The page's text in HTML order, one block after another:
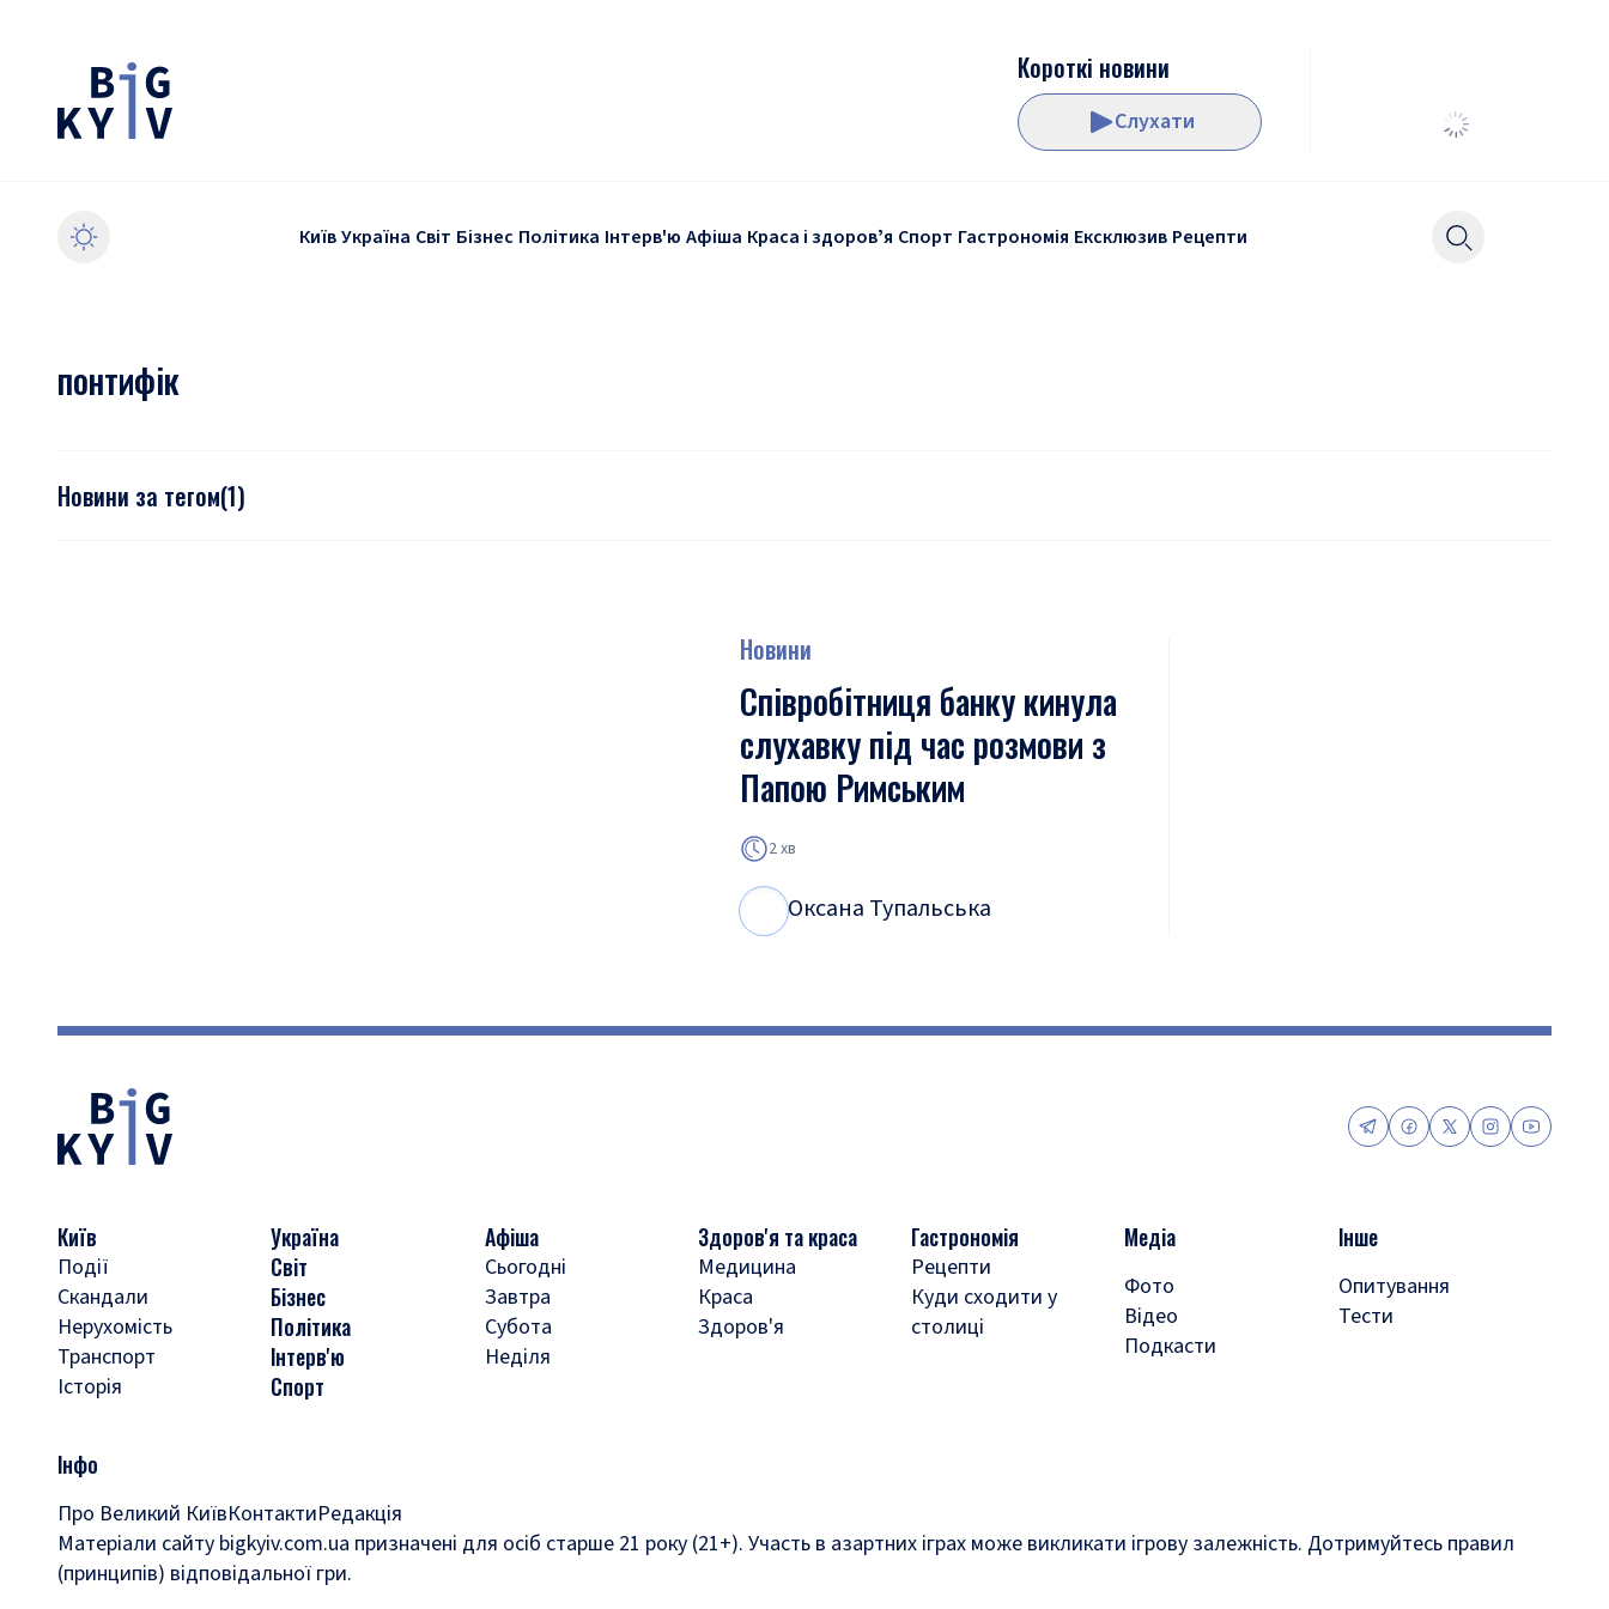
Короткі новини
Слухати
КиївУкраїна Світ Бізнес Політика Інтерв'ю Афіша Краса і здоровʼя Спорт Гастрономія Ексклюзив Рецепти
понтифік
Новини за тегом(1)
Новини
Співробітниця банку кинула
слухавку під час розмови з
Папою Римським
2 хв
Оксана Тупальська
Київ
Події
Скандали
Нерухомість
Транспорт
Історія
Україна
Світ
Бізнес
Політика
Інтерв'ю
Спорт
Афіша
Сьогодні
Завтра
Субота
Неділя
Здоров'я та краса
Медицина
Краса
Здоров'я
Гастрономія
Рецепти
Куди сходити у
столиці
Медіа
Фото
Відео
Подкасти
Інше
Опитування
Тести
Інфо
Про Великий КиївКонтактиРедакція
Матеріали сайту bigkyiv.com.ua призначені для осіб старше 21 року (21+). Участь в азартних іграх може викликати ігрову залежність. Дотримуйтесь правил
(принципів) відповідальної гри.